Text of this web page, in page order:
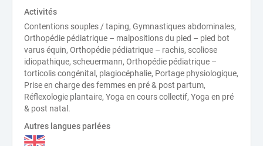
Activités
Contentions souples / taping, Gymnastiques abdominales,
Orthopédie pédiatrique – malpositions du pied – pied bot
varus équin, Orthopédie pédiatrique – rachis, scoliose
idiopathique, scheuermann, Orthopédie pédiatrique –
torticolis congénital, plagiocéphalie, Portage physiologique,
Prise en charge des femmes en pré & post partum,
Réflexologie plantaire, Yoga en cours collectif, Yoga en pré
& post natal.
Autres langues parlées